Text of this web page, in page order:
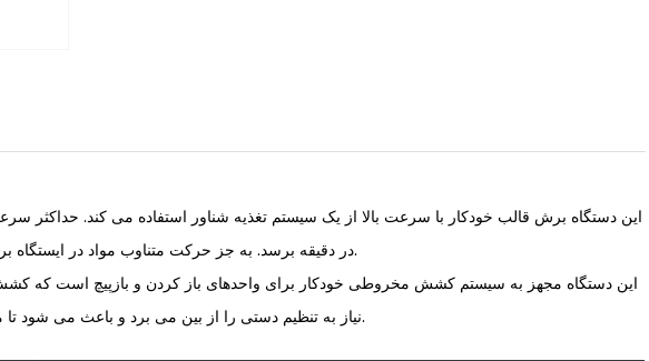
در دقیقه برسد. به جز حرکت متناوب مواد در ایستگاه برش، مواد با سرعت ثابت در تمام بخش‌های دیگر حرکت می‌کنند.
این دستگاه مجهز به سیستم کشش مخروطی خودکار برای واحدهای باز کردن و بازپیچ است که
نیاز به تنظیم دستی را از بین می برد و باعث می شود تا مواد به عقب و جمع آوری زباله بسیار راحت تر و کارآمدتر شوند.